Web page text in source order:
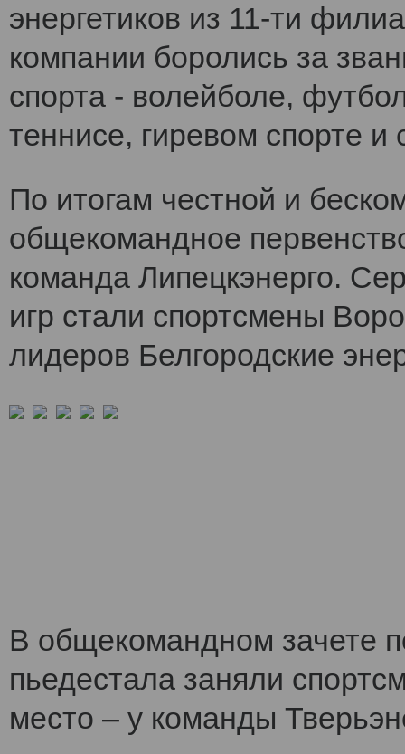
энергетиков из 11-ти
компании боролись за
спорта - волейболе,
теннисе, гиревом спорте и
По итогам честной и
общекомандное
команда Липецкэнерго.
игр стали спортсмены
лидеров Белгородские
В общекомандном зачете
пьедестала заняли
место – у команды